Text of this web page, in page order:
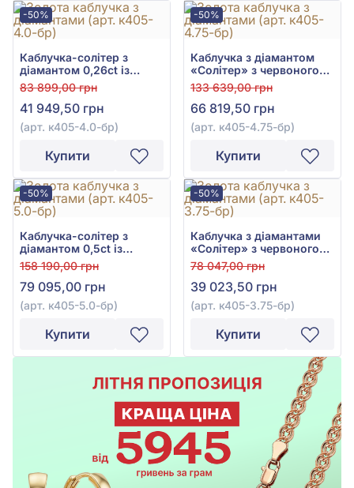
-50%
Каблучка-солітер з
діамантом 0,26ct із
червоного золота 585°,
арт. к405-4.0к-бр
83 899,00 грн
41 949,50 грн
(арт. к405-4.0-бр)
Купити
-50%
Каблучка з діамантом
«Солітер» з червоного
золота 585° з діамантом
0,4ct, арт. к405-4.75к-бр
133 639,00 грн
66 819,50 грн
(арт. к405-4.75-бр)
Купити
-50%
Каблучка-солітер з
діамантом 0,5ct із
червоного золота 585°,
арт. к405-5.0к-бр
158 190,00 грн
79 095,00 грн
(арт. к405-5.0-бр)
Купити
-50%
Каблучка з діамантами
«Солітер» з червоного
золота 585° з діамантом
0,21ct, арт. к405-3.75к-бр
78 047,00 грн
39 023,50 грн
(арт. к405-3.75-бр)
Купити